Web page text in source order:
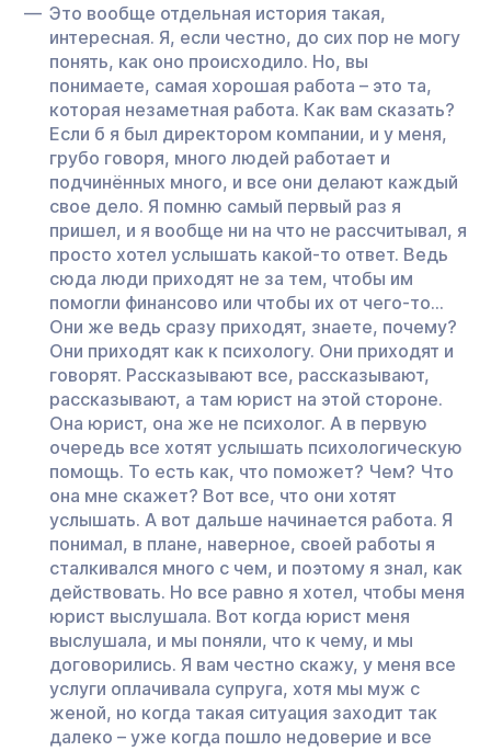
Это вообще отдельная история такая,
интересная. Я, если честно, до сих пор не могу
понять, как оно происходило. Но, вы
понимаете, самая хорошая работа – это та,
которая незаметная работа. Как вам сказать?
Если б я был директором компании, и у меня,
грубо говоря, много людей работает и
подчинённых много, и все они делают каждый
свое дело. Я помню самый первый раз я
пришел, и я вообще ни на что не рассчитывал, я
просто хотел услышать какой-то ответ. Ведь
сюда люди приходят не за тем, чтобы им
помогли финансово или чтобы их от чего-то…
Они же ведь сразу приходят, знаете, почему?
Они приходят как к психологу. Они приходят и
говорят. Рассказывают все, рассказывают,
рассказывают, а там юрист на этой стороне.
Она юрист, она же не психолог. А в первую
очередь все хотят услышать психологическую
помощь. То есть как, что поможет? Чем? Что
она мне скажет? Вот все, что они хотят
услышать. А вот дальше начинается работа. Я
понимал, в плане, наверное, своей работы я
сталкивался много с чем, и поэтому я знал, как
действовать. Но все равно я хотел, чтобы меня
юрист выслушала. Вот когда юрист меня
выслушала, и мы поняли, что к чему, и мы
договорились. Я вам честно скажу, у меня все
услуги оплачивала супруга, хотя мы муж с
женой, но когда такая ситуация заходит так
далеко – уже когда пошло недоверие и все